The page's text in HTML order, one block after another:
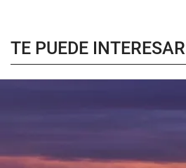
TE PUEDE INTERESAR